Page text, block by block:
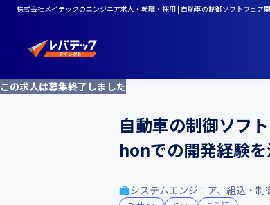
株式会社メイテックのエンジニア求人・転職・採用 | 自動車の制御ソフトウェ
この求人は募集終了しました
自動車の制御ソフ
honでの開発経験
システムエンジニア、組込・制